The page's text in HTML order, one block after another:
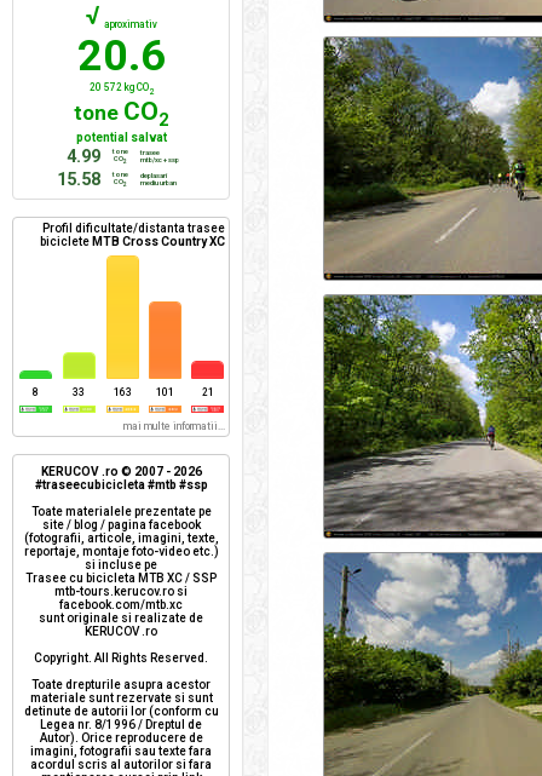
√ aproximativ
20.6
20 572 kg CO2
tone CO2
potential salvat
4.99
tone
CO2
trasee
mtb/xc + ssp
15.58
tone
CO2
deplasari
mediu urban
Profil dificultate/distanta trasee
biciclete MTB Cross Country XC
8 33 163 101 21
mai multe informatii...
KERUCOV .ro © 2007 - 2026
#traseecubicicleta #mtb #ssp
Toate materialele prezentate pe
site / blog / pagina facebook
(fotografii, articole, imagini, texte,
reportaje, montaje foto-video etc.)
si incluse pe
Trasee cu bicicleta MTB XC / SSP
mtb-tours.kerucov.ro si
facebook.com/mtb.xc
sunt originale si realizate de
KERUCOV .ro
Copyright. All Rights Reserved.
Toate drepturile asupra acestor
materiale sunt rezervate si sunt
detinute de autorii lor (conform cu
Legea nr. 8/1996 / Dreptul de
Autor). Orice reproducere de
imagini, fotografii sau texte fara
acordul scris al autorilor si fara